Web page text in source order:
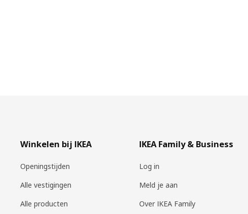
Winkelen bij IKEA
Openingstijden
Alle vestigingen
Alle producten
IKEA Family & Business
Log in
Meld je aan
Over IKEA Family